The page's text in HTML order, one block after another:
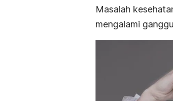
Masalah
mengalami